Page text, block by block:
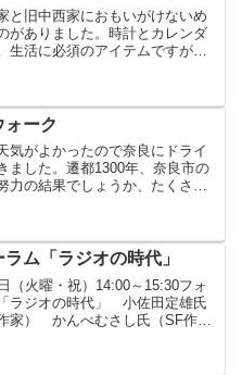
と旧中西家におもいがけないめ
がありました。時計とカレンダ
生活に必須のアイテムですが、
、ゼンマイ仕掛けの時計のよう
。しかも、文字盤...
ォーク
気がよかったので奈良にドライ
ました。遷都1300年、奈良市の
力の結果でしょうか、たくさん
いたならウォークの参加者だっ
す。奈良...
ラム「ラジオの時代」
（火曜・祝）14:00～15:30フォ
ラジオの時代」 小佐田定雄氏
作家） かんべむさし氏（SF作